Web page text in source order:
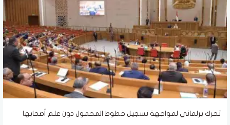
تحرك برلماني لمواجهة تسجيل خطوط المحمول دون علم أصحابها